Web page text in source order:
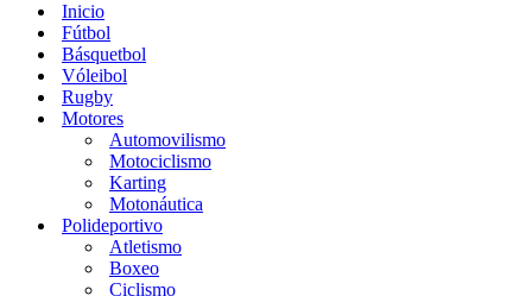
Inicio
Fútbol
Básquetbol
Vóleibol
Rugby
Motores
Automovilismo
Motociclismo
Karting
Motonáutica
Polideportivo
Atletismo
Boxeo
Ciclismo